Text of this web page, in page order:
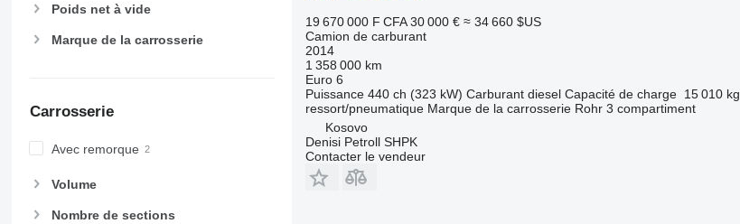
Poids net à vide
Marque de la carrosserie
Carrosserie
Avec remorque
Volume
Nombre de sections
19 670 000 F CFA 30 000 € ≈ 34 660 $US
Camion de carburant
2014
1 358 000 km
Euro 6
Puissance 440 ch (323 kW) Carburant diesel Capacité de charge 15 010 kg
ressort/pneumatique Marque de la carrosserie Rohr 3 compartiment
Kosovo
Denisi Petroll SHPK
Contacter le vendeur